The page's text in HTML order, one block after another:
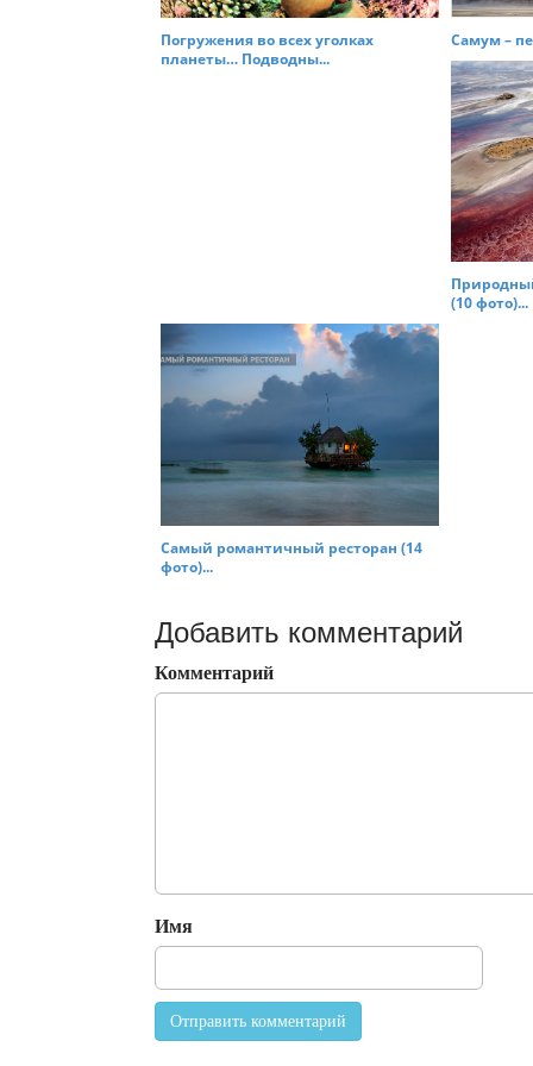
Погружения во всех уголках
планеты… Подводны...
Самум –
(10 фото)...
Самый романтичный ресторан (14
фото)...
Добавить комментарий
Комментарий
Имя